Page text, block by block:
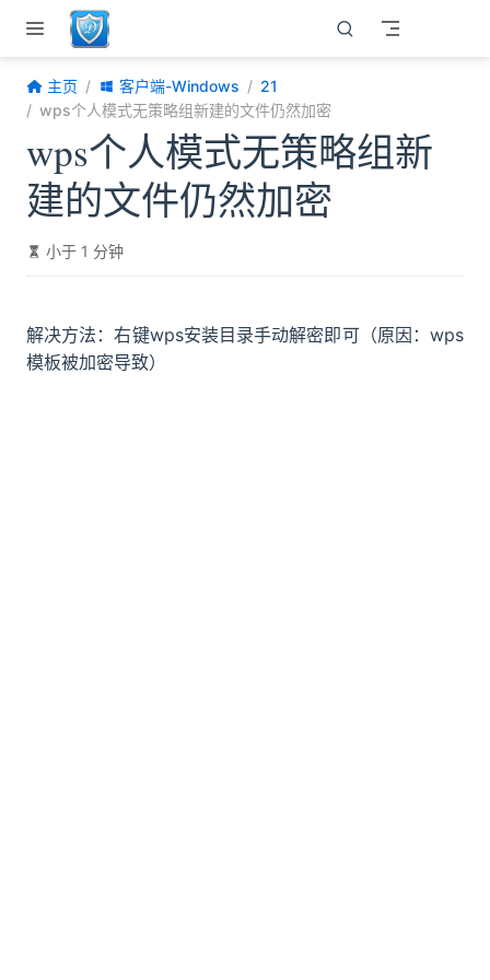
跳至主要內容
主页 客户端-Windows
21
wps个人模式无策略组新建的文件仍然加密
wps个人模式无策略组新
建的文件仍然加密
小于 1 分钟
解决方法：右键wps安装目录手动解密即可（原因：wps
模板被加密导致）